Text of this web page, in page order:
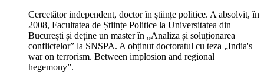
Cercetător independent, doctor în științe politice. A absolvit, în
2008, Facultatea de Științe Politice la Universitatea din
București și deține un master în „Analiza și soluționarea
conflictelor” la SNSPA. A obținut doctoratul cu teza „India's
war on terrorism. Between implosion and regional
hegemony”.